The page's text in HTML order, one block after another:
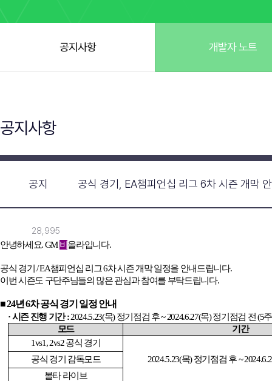
방명록
설정
유저 가이드
게임 플레이 버그 제보
공지사항 개발자 노트
공지사항
공지 공식 경기, EA챔피언십 리그 6차 시즌 개막
28,995
안녕하세요.GM비 올라입니다.
공식 경기 / EA챔피언십 리그6차 시즌 개막 일정을 안내드립니다.
이번 시즌도 구단주님들의 많은 관심과 참여를 부탁드립니다.
■24년 6차 공식 경기 일정 안내
· 시즌 진행 기간:2024.5.23(목)정기점검 후~ 2024.6.27(목)정기점검 전(5
모드
기간
1vs1, 2vs2공식 경기
2024.5.23(목)정기점검 후~
공식 경기 감독모드
볼타 라이브